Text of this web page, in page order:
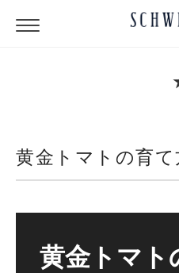
黄金トマトの育て
黄金トマト